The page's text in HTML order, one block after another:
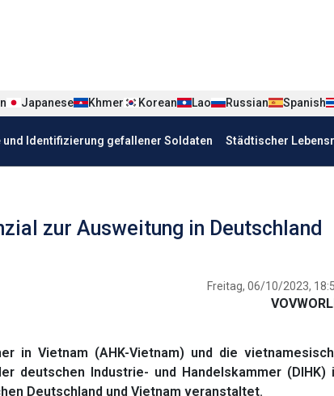
Đức
Japanese Khmer Korean Lao Russian Spanish
und Identifizierung gefallener Soldaten Städtischer
zur Ausweitung in Deutschland
Freitag, 06/10/2023,
in Vietnam (AHK-Vietnam) und die
deutschen Industrie- und Handelskammer (DIHK)
Deutschland und Vietnam veranstaltet.